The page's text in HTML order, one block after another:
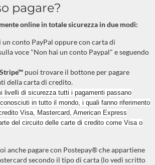
pagare?
online in totale sicurezza in due modi:
un conto PayPal oppure con carta di
voce "Non hai un conto Paypal" e seguendo
Stripe™ puoi trovare il bottone per pagare
della carta di credito.
livelli di sicurezza tutti i pagamenti passano
in tutto il mondo, i quali fanno riferimento
Visa, Mastercard, American Express
del circuito delle carte di credito come Visa o
anche pagare con Postepay® che appartiene
secondo il tipo di carta (lo vedi scritto